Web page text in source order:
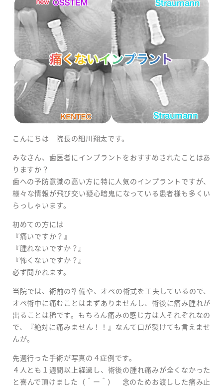
こんにちは 院長の細川翔太です。
みなさん、歯医者にインプラントをおすすめされたことはあ
りますか？
歯への予防意識の高い方に特に人気のインプラントですが、
様々な情報が飛び交い疑心暗鬼になっている患者様も多くい
らっしゃいます。
初めての方には
『痛いですか？』
『腫れないですか？』
『怖くないですか？』
必ず聞かれます。
当院では、術前の準備や、オペの術式を工夫しているので、
オペ術中に痛むことはまずありませんし、術後に痛み腫れが
出ることは稀です。もちろん痛みの感じ方は人それぞれなの
で、『絶対に痛みません！！』なんて口が裂けても言えませ
んが。
先週行った手術が写真の４症例です。
４人とも１週間以上経過し、術後の腫れ痛みが全くなかった
と喜んで頂けました（＾ー＾） 念のためお渡しした痛み止